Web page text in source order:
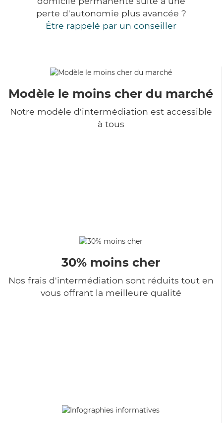
perte d'autonomie plus avancée ?
Être rappelé par un conseiller
Modèle le moins cher du marché
Notre modèle d'intermédiation est accessible
à tous
30% moins cher
Nos frais d'intermédiation sont réduits tout en
vous offrant la meilleure qualité